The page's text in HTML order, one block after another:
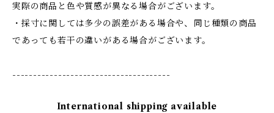
実際の商品と色や質感が異なる場合がございます。
・採寸に関しては多少の誤差がある場合や、同じ種類の商品
であっても若干の違いがある場合がございます。
--------------------------------------
International shipping available